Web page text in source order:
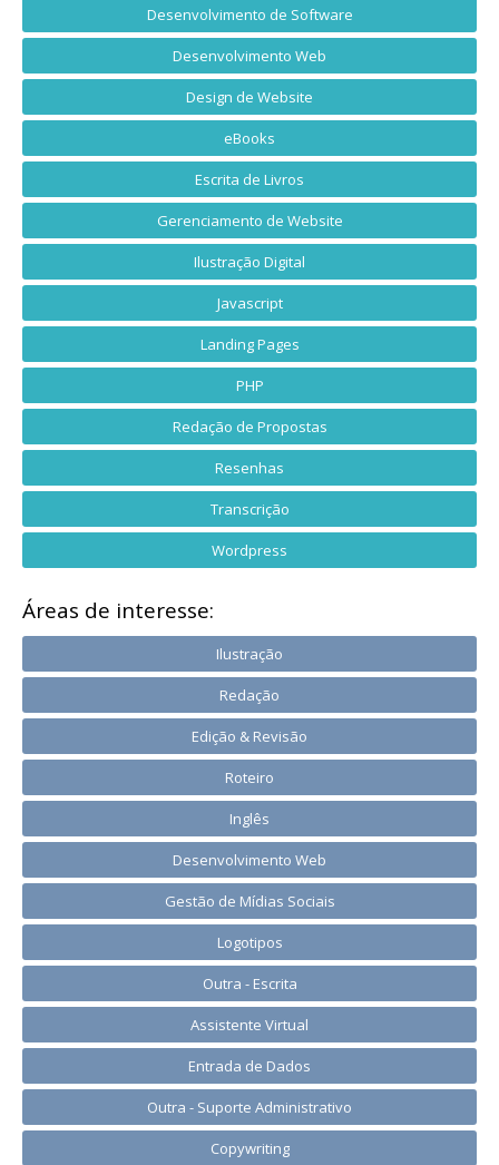
Desenvolvimento de Software
Desenvolvimento Web
Design de Website
eBooks
Escrita de Livros
Gerenciamento de Website
Ilustração Digital
Javascript
Landing Pages
PHP
Redação de Propostas
Resenhas
Transcrição
Wordpress
Áreas de interesse:
Ilustração
Redação
Edição & Revisão
Roteiro
Inglês
Desenvolvimento Web
Gestão de Mídias Sociais
Logotipos
Outra - Escrita
Assistente Virtual
Entrada de Dados
Outra - Suporte Administrativo
Copywriting